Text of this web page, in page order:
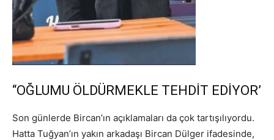
“OĞLUMU ÖLDÜRMEKLE TEHDİT EDİYOR’
Son günlerde Bircan’ın açıklamaları da çok tartışılıyordu.
Hatta Tuğyan’ın yakın arkadaşı Bircan Dülger ifadesinde,